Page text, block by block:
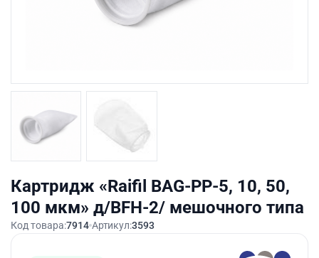
Картридж «Raifil BAG-PP-5, 10, 50,
100 мкм» д/BFH-2/ мешочного типа
Код товара:7914 Артикул:3593